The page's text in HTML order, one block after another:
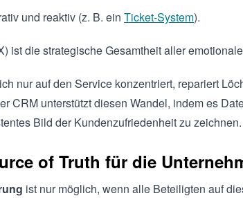
und reaktiv (z. B. ein Ticket-System).
ist die strategische Gesamtheit aller
nur auf den Service konzentriert, repariert
CRM unterstützt diesen Wandel, indem es
Bild der Kundenzufriedenheit zu zeichnen.
of Truth für die
ist nur möglich, wenn alle Beteiligten auf